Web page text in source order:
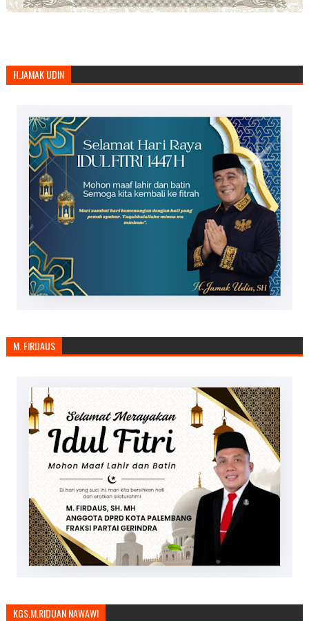
H.JAMAK UDIN
M. FIRDAUS
KGS.M.RIDUAN NAWAWI